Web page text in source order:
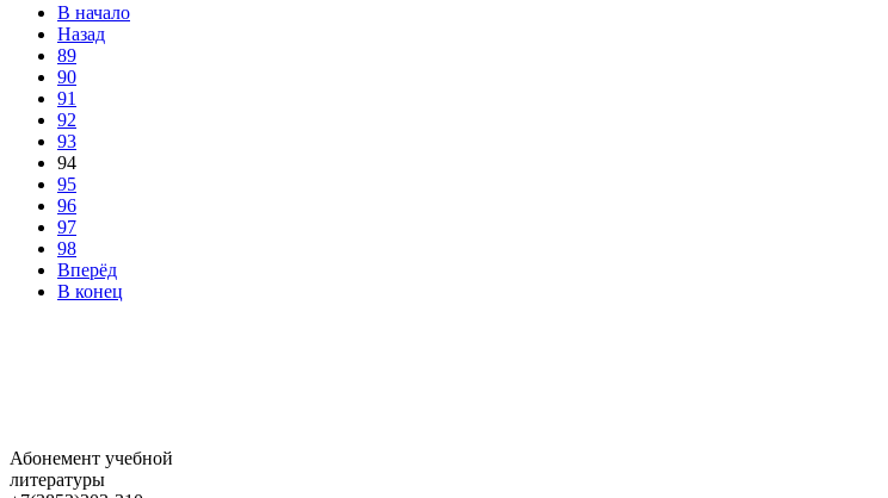
В начало
Назад
89
90
91
92
93
94
95
96
97
98
Вперёд
В конец
Абонемент учебной
литературы